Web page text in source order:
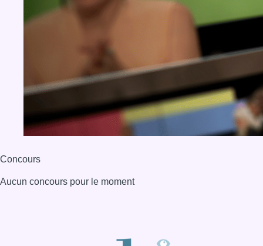
Concours
Aucun concours pour le moment